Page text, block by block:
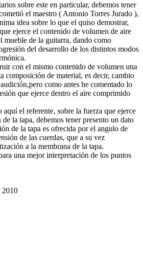
sobre este en particular, debemos tener
el maestro ( Antonio Torres Jurado ),
idea sobre lo que el quiso demostrar,
ejerce el contenido de volumen de aire
mueble de la guitarra, dando como
del desarrollo de los distintos modos
con el mismo contenido de volumen una
composición de material, es decir, cambio
como antes he comentado lo
que ejerce dentro el aire comprimido
aquí el referente, sobre la fuerza que ejerce
la tapa, debemos tener presento un dato
de la tapa es ofrecida por el angulo de
de las cuerdas, que a su vez
a la membrana de la tapa.
una mejor interpretación de los puntos
2010